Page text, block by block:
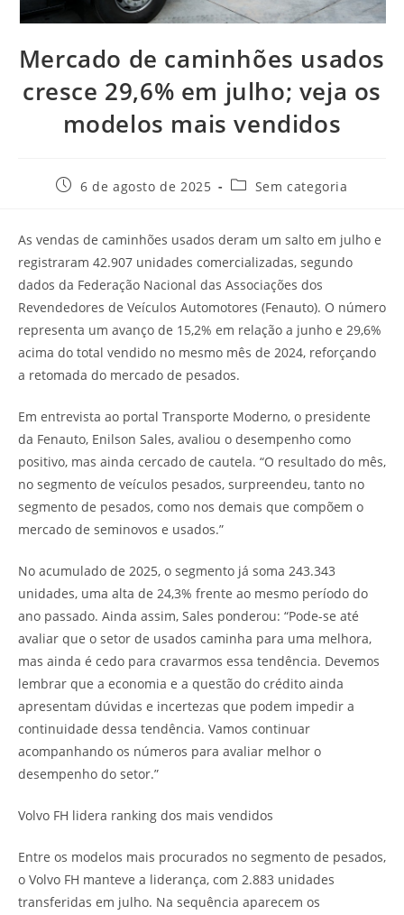
Mercado de caminhões usados
cresce 29,6% em julho; veja os
modelos mais vendidos
6 de agosto de 2025 Sem categoria
As vendas de caminhões usados deram um salto em julho e
registraram 42.907 unidades comercializadas, segundo
dados da Federação Nacional das Associações dos
Revendedores de Veículos Automotores (Fenauto). O número
representa um avanço de 15,2% em relação a junho e 29,6%
acima do total vendido no mesmo mês de 2024, reforçando
a retomada do mercado de pesados.
Em entrevista ao portal Transporte Moderno, o presidente
da Fenauto, Enilson Sales, avaliou o desempenho como
positivo, mas ainda cercado de cautela. “O resultado do mês,
no segmento de veículos pesados, surpreendeu, tanto no
segmento de pesados, como nos demais que compõem o
mercado de seminovos e usados.”
No acumulado de 2025, o segmento já soma 243.343
unidades, uma alta de 24,3% frente ao mesmo período do
ano passado. Ainda assim, Sales ponderou: “Pode-se até
avaliar que o setor de usados caminha para uma melhora,
mas ainda é cedo para cravarmos essa tendência. Devemos
lembrar que a economia e a questão do crédito ainda
apresentam dúvidas e incertezas que podem impedir a
continuidade dessa tendência. Vamos continuar
acompanhando os números para avaliar melhor o
desempenho do setor.”
Volvo FH lidera ranking dos mais vendidos
Entre os modelos mais procurados no segmento de pesados,
o Volvo FH manteve a liderança, com 2.883 unidades
transferidas em julho. Na sequência aparecem os